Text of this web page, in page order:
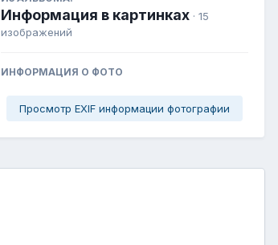
Информация в картинках · 15
изображений
ИНФОРМАЦИЯ О ФОТО
Просмотр EXIF информации фотографии